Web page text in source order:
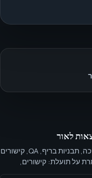
לאור
מערכת מהירות תוכן למפיצים — בקרות עריכה, תבניות בריף, QA, קישורים
על תועלת: קישורים,